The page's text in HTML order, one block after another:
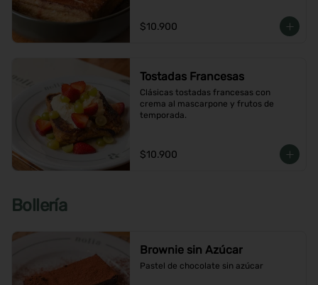
$10.900
Tostadas Francesas
Clásicas tostadas francesas con
crema al mascarpone y frutos de
temporada.
$10.900
Bollería
Brownie sin Azúcar
Pastel de chocolate sin azúcar